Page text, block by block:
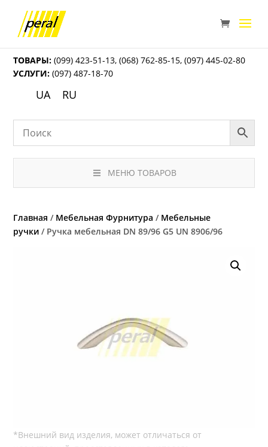
ТОВАРЫ: (099) 423-51-13,(068) 762-85-15,(097) 445-02-80
УСЛУГИ: (097) 487-18-70
UA RU
МЕНЮ ТОВАРОВ
Главная / Мебельная Фурнитура / Мебельные
ручки / Ручка мебельная DN 89/96 G5 UN 8906/96